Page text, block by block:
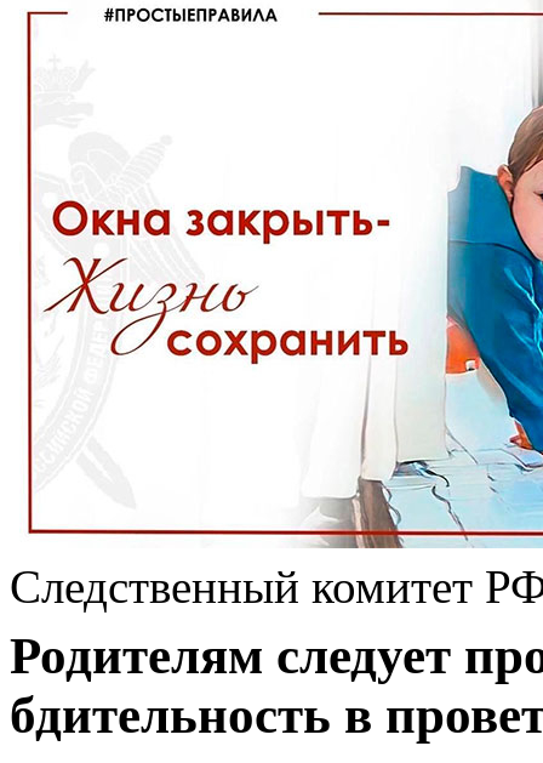
Следственный комитет
Родителям следует
бдительность в